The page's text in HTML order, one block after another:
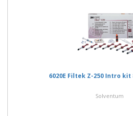
6020E Filtek Z-250 Intro kit
Solventum